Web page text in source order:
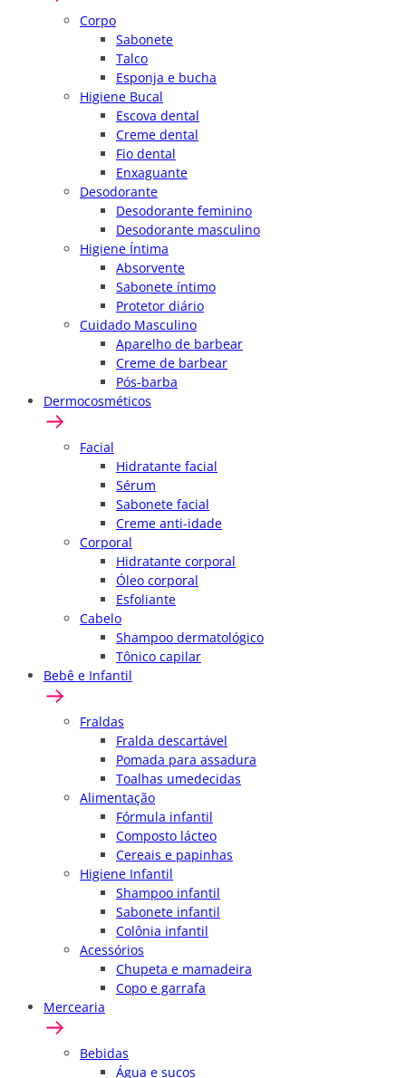
Corpo
Sabonete
Talco
Esponja e bucha
Higiene Bucal
Escova dental
Creme dental
Fio dental
Enxaguante
Desodorante
Desodorante feminino
Desodorante masculino
Higiene Íntima
Absorvente
Sabonete íntimo
Protetor diário
Cuidado Masculino
Aparelho de barbear
Creme de barbear
Pós-barba
Dermocosméticos
Facial
Hidratante facial
Sérum
Sabonete facial
Creme anti-idade
Corporal
Hidratante corporal
Óleo corporal
Esfoliante
Cabelo
Shampoo dermatológico
Tônico capilar
Bebê e Infantil
Fraldas
Fralda descartável
Pomada para assadura
Toalhas umedecidas
Alimentação
Fórmula infantil
Composto lácteo
Cereais e papinhas
Higiene Infantil
Shampoo infantil
Sabonete infantil
Colônia infantil
Acessórios
Chupeta e mamadeira
Copo e garrafa
Mercearia
Bebidas
Água e sucos